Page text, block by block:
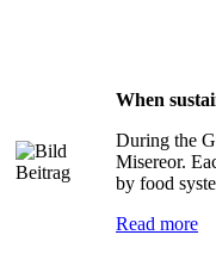
When
During the
Misereor.
by food
Read more